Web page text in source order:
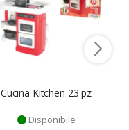
Cucina Kitchen 23 pz
Disponibile